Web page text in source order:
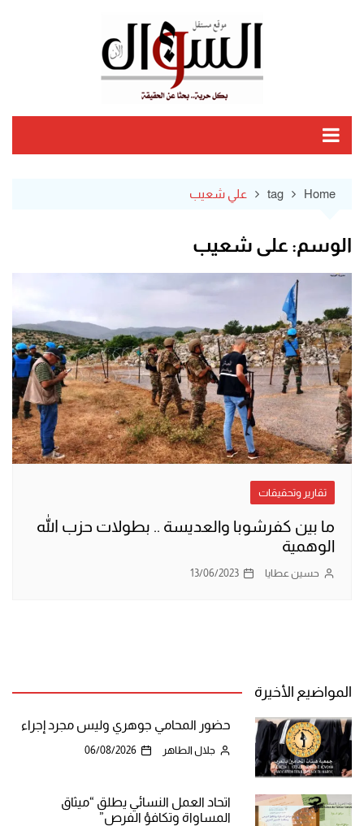
Home
tag علي شعيب
الوسم:علي شعيب
تقارير وتحقيقات
ما بين كفرشوبا والعديسة .. بطولات حزب الله
الوهمية
حسين عطايا 13/06/2023
المواضيع الأخيرة
حضور المحامي جوهري وليس مجرد إجراء
جلال الطاهر 06/08/2026
اتحاد العمل النسائي يطلق “ميثاق
المساواة وتكافؤ الفرص”